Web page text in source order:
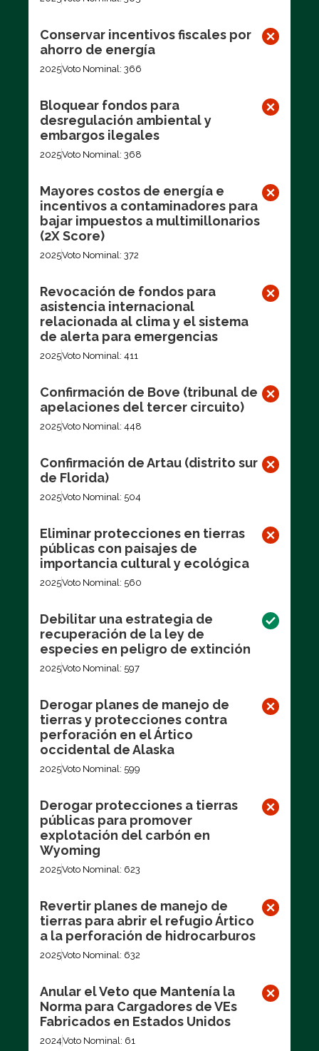
Conservar incentivos fiscales por
ahorro de energía
2025Voto Nominal: 366
Bloquear fondos para
desregulación ambiental y
embargos ilegales
2025Voto Nominal: 368
Mayores costos de energía e
incentivos a contaminadores para
bajar impuestos a multimillonarios
(2X Score)
2025Voto Nominal: 372
Revocación de fondos para
asistencia internacional
relacionada al clima y el sistema
de alerta para emergencias
2025Voto Nominal: 411
Confirmación de Bove (tribunal de
apelaciones del tercer circuito)
2025Voto Nominal: 448
Confirmación de Artau (distrito sur
de Florida)
2025Voto Nominal: 504
Eliminar protecciones en tierras
públicas con paisajes de
importancia cultural y ecológica
2025Voto Nominal: 560
Debilitar una estrategia de
recuperación de la ley de
especies en peligro de extinción
2025Voto Nominal: 597
Derogar planes de manejo de
tierras y protecciones contra
perforación en el Ártico
occidental de Alaska
2025Voto Nominal: 599
Derogar protecciones a tierras
públicas para promover
explotación del carbón en
Wyoming
2025Voto Nominal: 623
Revertir planes de manejo de
tierras para abrir el refugio Ártico
a la perforación de hidrocarburos
2025Voto Nominal: 632
Anular el Veto que Mantenía la
Norma para Cargadores de VEs
Fabricados en Estados Unidos
2024Voto Nominal: 61